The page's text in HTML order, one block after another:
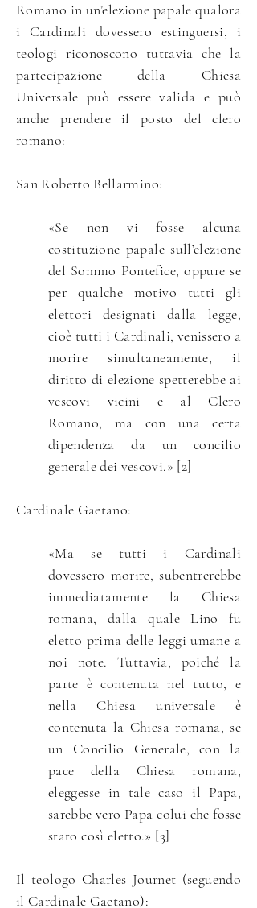
Romano in un’elezione papale qualora
i Cardinali dovessero estinguersi, i
teologi riconoscono tuttavia che la
partecipazione della Chiesa
Universale può essere valida e può
anche prendere il posto del clero
romano:
San Roberto Bellarmino:
«Se non vi fosse alcuna
costituzione papale sull’elezione
del Sommo Pontefice, oppure se
per qualche motivo tutti gli
elettori designati dalla legge,
cioè tutti i Cardinali, venissero a
morire simultaneamente, il
diritto di elezione spetterebbe ai
vescovi vicini e al Clero
Romano, ma con una certa
dipendenza da un concilio
generale dei vescovi.» [2]
Cardinale Gaetano:
«Ma se tutti i Cardinali
dovessero morire, subentrerebbe
immediatamente la Chiesa
romana, dalla quale Lino fu
eletto prima delle leggi umane a
noi note. Tuttavia, poiché la
parte è contenuta nel tutto, e
nella Chiesa universale è
contenuta la Chiesa romana, se
un Concilio Generale, con la
pace della Chiesa romana,
eleggesse in tale caso il Papa,
sarebbe vero Papa colui che fosse
stato così eletto.» [3]
Il teologo Charles Journet (seguendo
il Cardinale Gaetano):